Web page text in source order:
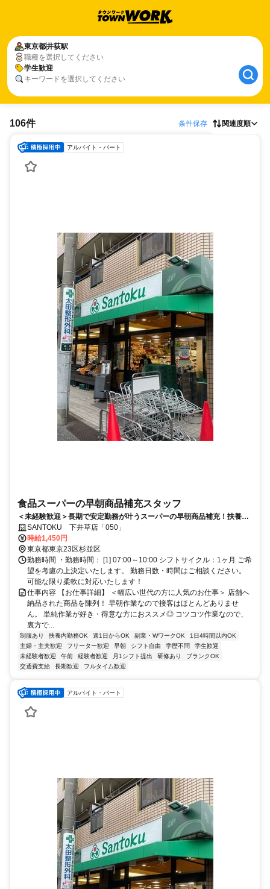
東京都井荻駅
職種を選択してください
学生歓迎
キーワードを選択してください
106件 条件保存 関連度順
アルバイト・パート
食品スーパーの早朝商品補充スタッフ
＜未経験歓迎＞長期で安定勤務が叶うスーパーの早朝商品補充！扶養
内・ＷワークもOK！幅広い年代活躍中！
SANTOKU 下井草店「050」
時給1,450円
東京都東京23区杉並区
勤務時間 ・勤務時間： [1] 07:00～10:00 シフトサイクル：1ヶ月 ご希
望を考慮の上決定いたします。 勤務日数・時間はご相談ください。
可能な限り柔軟に対応いたします！
仕事内容 【お仕事詳細】 ＜幅広い世代の方に人気のお仕事＞ 店舗へ
納品された商品を陳列！ 早朝作業なので接客はほとんどありませ
ん。 単純作業が好き・得意な方におススメ◎ コツコツ作業なので、
裏方で...
制服あり 扶養内勤務OK 週1日からOK 副業・WワークOK
1日4時間以内OK
主婦・主夫歓迎
フリーター歓迎 早朝 シフト自由 学歴不問
学生歓迎
未経験者歓迎
午前 経験者歓迎 月1シフト提出 研修あり
ブランクOK
交通費支給
長期歓迎 フルタイム歓迎
アルバイト・パート